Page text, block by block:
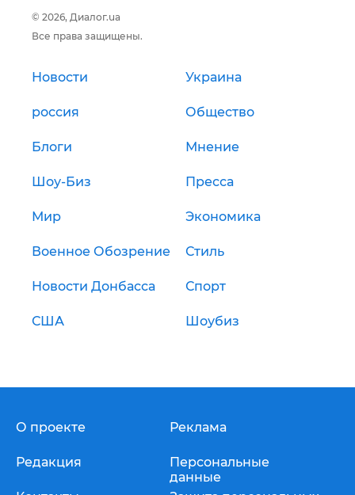
© 2026, Диалог.ua
Все права защищены.
Новости Украина
россия Общество
Блоги Мнение
Шоу-Биз Пресса
Мир Экономика
Военное Обозрение Стиль
Новости Донбасса Спорт
США Шоубиз
О проекте
Редакция
Реклама
Персональные
данные